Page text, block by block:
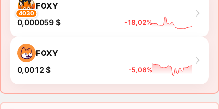
4030
FOXY
0,000059 $ -18,02%
FOXY
0,0012 $ -5,06%